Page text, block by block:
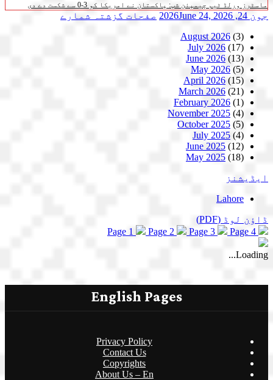
ماسٹرز ورلڈ ٹیم چیمپئن شپ: پاکستان نے امریکا کو 3-0 سے شکست دے دی
جون 24, 2026 June 24, 2026 صفحات گزشتہ شمارے
August 2026 (3)
July 2026 (17)
June 2026 (13)
May 2026 (5)
April 2026 (15)
March 2026 (21)
February 2026 (1)
November 2025 (4)
October 2025 (5)
July 2025 (4)
June 2025 (12)
May 2025 (18)
ایڈیشنز
Lahore
ڈاؤن لوڈ (PDF)
Page 1
Page 2 Page 3 Page 4
Loading...
English Pages
Privacy Policy
Contact Us
Copyrights
About Us – En